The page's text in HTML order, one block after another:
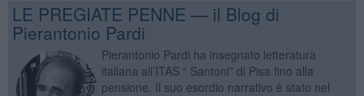
LE PREGIATE PENNE — il Blog di
Pierantonio Pardi
Pierantonio Pardi ha insegnato letteratura
italiana all’ITAS “ Santoni” di Pisa fino alla
pensione. Il suo esordio narrativo è stato nel